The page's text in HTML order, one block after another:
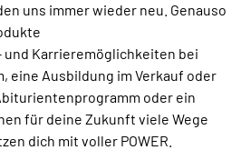
uns immer wieder neu. Genauso
und Karrieremöglichkeiten bei
eine Ausbildung im Verkauf oder
oder ein
für deine Zukunft viele Wege
dich mit voller POWER.